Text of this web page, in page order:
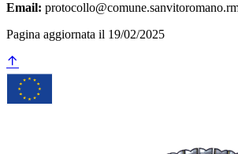
Email:
Pagina aggiornata il 19/02/2025